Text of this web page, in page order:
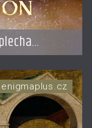
enigmaplus.cz